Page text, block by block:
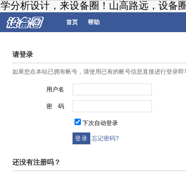
学分析设计，来设备圈！山高路远，设备
首页 帮助
请登录
如果您在本站已拥有帐号，请使用已有的帐号信息直接进行登录即
用户名
密 码
下次自动登录
忘记密码?
还没有注册吗？